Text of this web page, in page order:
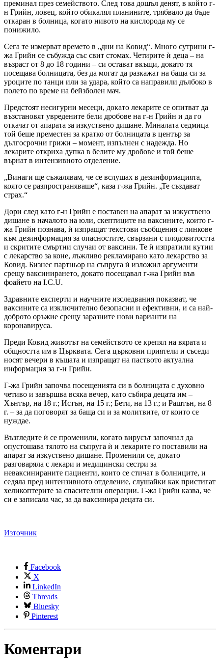
преминал през семейството. След това дошъл денят, в който г-
н Грийн, ловец, който обикалял планините, трябвало да бъде
откаран в болница, когато нивото на кислорода му се
понижило.
Сега те измерват времето в „дни на Ковид“. Много сутрини г-
жа Грийн се събужда със свит стомах. Четирите ѝ деца – на
възраст от 8 до 18 години – си остават вкъщи, докато тя
посещава болницата, без да могат да разкажат на баща си за
уроците по танци или за удара, който са направили дълбоко в
полето по време на бейзболен мач.
Предстоят несигурни месеци, докато лекарите се опитват да
възстановят увредените бели дробове на г-н Грийн и да го
откачат от апарата за изкуствено дишане. Миналата седмица
той беше преместен за кратко от болницата в център за
дългосрочни грижи – момент, изпълнен с надежда. Но
лекарите откриха дупка в белите му дробове и той беше
върнат в интензивното отделение.
„Винаги ще съжалявам, че се вслушах в дезинформацията,
която се разпространяваше“, каза г-жа Грийн. „Те създават
страх.“
Дори след като г-н Грийн е поставен на апарат за изкуствено
дишане в началото на юли, скептиците на ваксините, които г-
жа Грийн познава, ѝ изпращат текстови съобщения с линкове
към дезинформация за опасностите, свързани с плодовитостта
и скритите смъртни случаи от ваксини. Те ѝ изпратили кутии
с лекарство за коне, лъжливо рекламирано като лекарство за
Ковид. Бизнес партньор на съпруга ѝ изложил аргументи
срещу ваксинирането, докато посещавал г-жа Грийн във
фоайето на I.C.U.
Здравните експерти и научните изследвания показват, че
ваксините са изключително безопасни и ефективни, и са най-
доброто оръжие срещу заразните нови варианти на
коронавируса.
Преди Ковид животът на семейството се крепял на вярата и
общността им в Църквата. Сега църковни приятели и съседи
носят вечери в къщата и изпращат на паството актуална
информация за г-н Грийн.
Г-жа Грийн започва посещенията си в болницата с духовно
четиво и завършва всяка вечер, като събира децата им –
Хънтър, на 18 г.; Истън, на 15 г.; Бети, на 13 г.; и Раштън, на 8
г. – за да поговорят за баща си и за молитвите, от които се
нуждае.
Възгледите ѝ се променили, когато вирусът започнал да
опустошава тялото на съпруга ѝ и лекарите го поставили на
апарат за изкуствено дишане. Променили се, докато
разговаряла с лекари и медицински сестри за
неваксинираните пациенти, които се стичат в болниците, и
седяла пред интензивното отделение, слушайки как пристигат
хеликоптерите за спасителни операции. Г-жа Грийн казва, че
си е записала час, за да ваксинира децата си.
Източник
Facebook
X
LinkedIn
Threads
Bluesky
Pinterest
Коментари